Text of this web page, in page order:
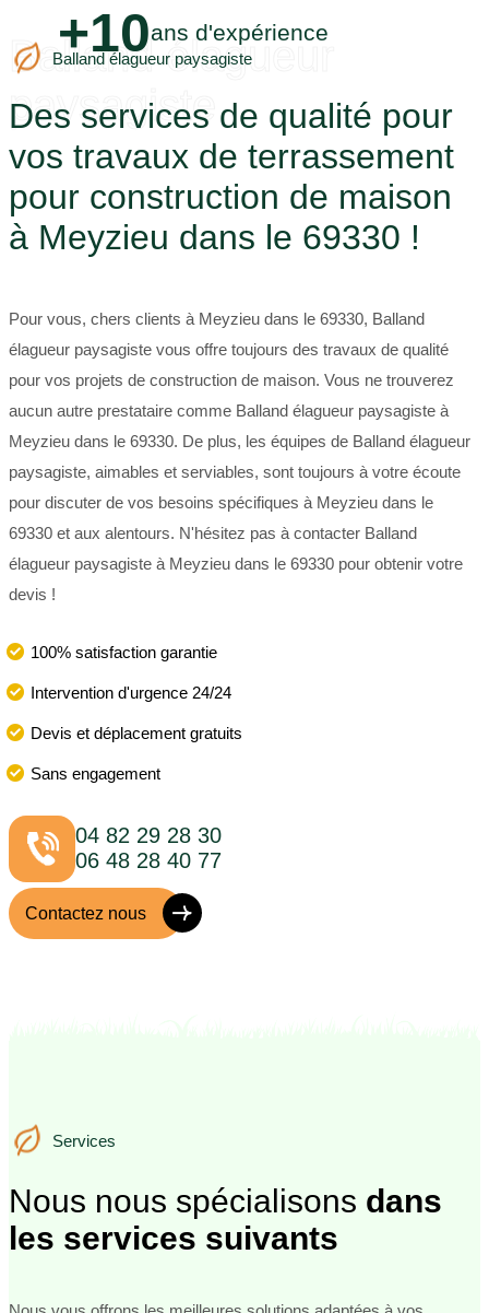
+10ans d'expérience
Balland élagueur paysagiste
Balland élagueur
paysagiste
Des services de qualité pour
vos travaux de terrassement
pour construction de maison
à Meyzieu dans le 69330 !
Pour vous, chers clients à Meyzieu dans le 69330, Balland
élagueur paysagiste vous offre toujours des travaux de qualité
pour vos projets de construction de maison. Vous ne trouverez
aucun autre prestataire comme Balland élagueur paysagiste à
Meyzieu dans le 69330. De plus, les équipes de Balland élagueur
paysagiste, aimables et serviables, sont toujours à votre écoute
pour discuter de vos besoins spécifiques à Meyzieu dans le
69330 et aux alentours. N'hésitez pas à contacter Balland
élagueur paysagiste à Meyzieu dans le 69330 pour obtenir votre
devis !
100% satisfaction garantie
Intervention d'urgence 24/24
Devis et déplacement gratuits
Sans engagement
04 82 29 28 30
06 48 28 40 77
Contactez nous
Services
Services
Nous nous spécialisons dans
les services suivants